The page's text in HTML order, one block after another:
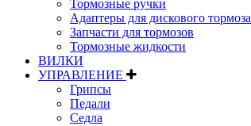
Тормозные ручки
Адаптеры для дискового тормоза
Запчасти для тормозов
Тормозные жидкости
ВИЛКИ
УПРАВЛЕНИЕ
Грипсы
Педали
Седла